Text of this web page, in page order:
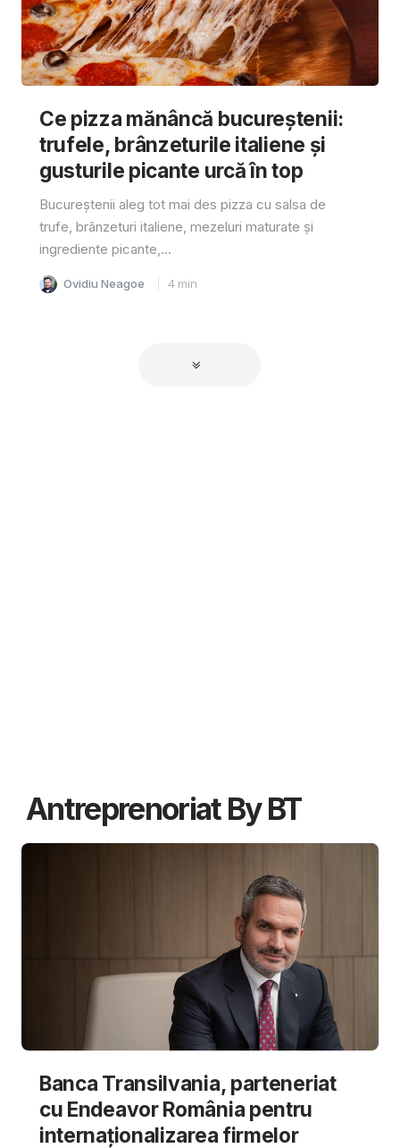
Ce pizza mănâncă bucureștenii:
trufele, brânzeturile italiene și
gusturile picante urcă în top
Bucureștenii aleg tot mai des pizza cu salsa de
trufe, brânzeturi italiene, mezeluri maturate și
ingrediente picante,...
Ovidiu Neagoe 4 min
Antreprenoriat By BT
Banca Transilvania, parteneriat
cu Endeavor România pentru
internaționalizarea firmelor